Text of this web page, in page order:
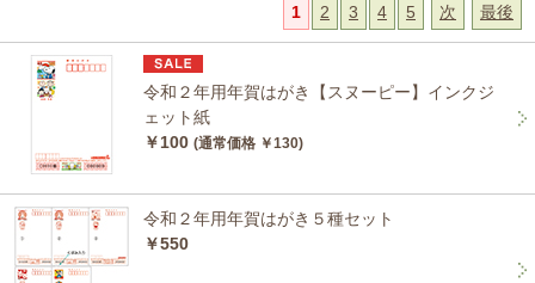
1
2 3 4 5 次 最後
令和２年用年賀はがき【スヌーピー】インクジ
ェット紙
￥100 (通常価格 ￥130)
令和２年用年賀はがき５種セット
￥550